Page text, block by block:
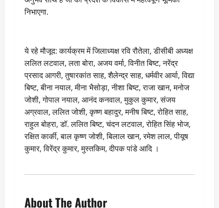
निभाएगा.
ये रहे मौजूद: कार्यक्रम में जिलाध्यक्ष रवि रौतेला, डीसीबी अध्यक्ष
ललित लटवाल, लता बोरा, अजय वर्मा, विनीत बिष्ट, नरेंद्र
प्रसाद आगरी, तुषारकांत साह, शैलेन्द्र साह, धर्मवीर आर्या, विद्या
बिष्ट, बीना नयाल, मीना भैसोड़ा, नीशा बिष्ट, राजा खान, मनोज
जोशी, गोपाल नयाल, आनंद कनवाल, मुकुल कुमार, संजय
अग्रवाल, ललित जोशी, कृष्ण बहादुर, मनीष बिष्ट, रोहित साह,
राहुल बोहरा, डॉ. ललित बिष्ट, चंदन लटवाल, रोहित सिंह भोज,
रक्षित कार्की, बाल कृष्ण जोशी, बिलाल खान, रमेश लाल, पीयूष
कुमार, विरेंद्र कुमार, मुस्तकिम, दीपक पांडे आदि ।
About The Author